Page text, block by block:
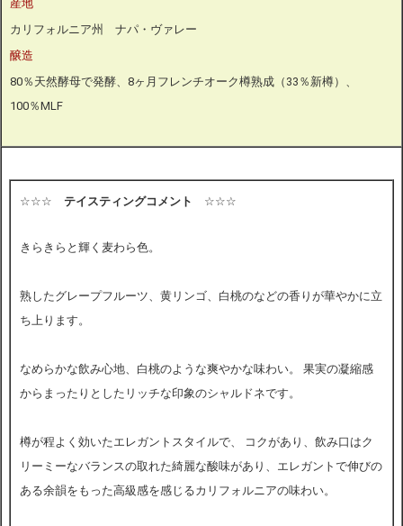
産地
カリフォルニア州 ナパ・ヴァレー
醸造
80％天然酵母で発酵、8ヶ月フレンチオーク樽熟成（33％新樽）、
100％MLF
☆☆☆ テイスティングコメント ☆☆☆
きらきらと輝く麦わら色。
熟したグレープフルーツ、黄リンゴ、白桃のなどの香りが華やかに立
ち上ります。
なめらかな飲み心地、白桃のような爽やかな味わい。 果実の凝縮感
からまったりとしたリッチな印象のシャルドネです。
樽が程よく効いたエレガントスタイルで、
コクがあり、飲み口はク
リーミーなバランスの取れた綺麗な酸味があり、エレガントで伸びの
ある余韻をもった高級感を感じるカリフォルニアの味わい。